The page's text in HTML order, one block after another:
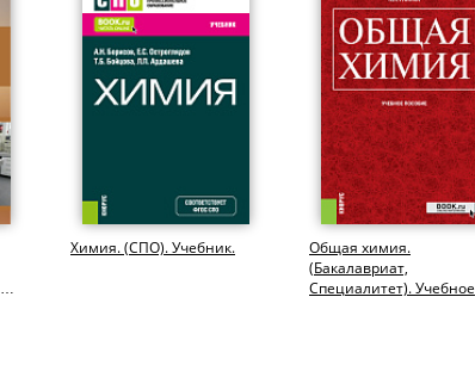
Химия. (СПО). Учебник.
Общая химия.
(Бакалавриат,
Специалитет). Учебное